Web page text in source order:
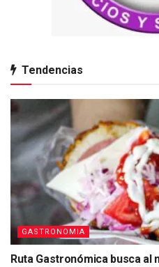
Tendencias
GASTRONOMIA
Ruta Gastronómica busca